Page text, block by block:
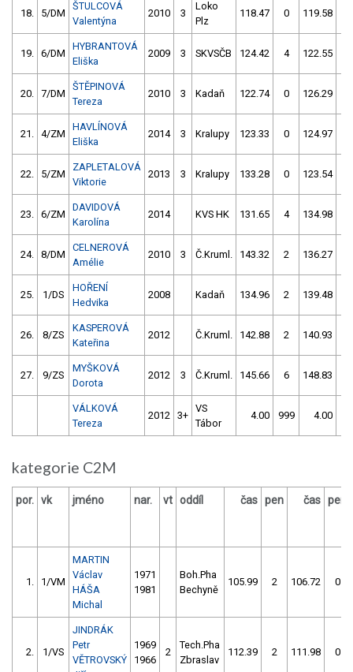
18. 5/DM
ŠTULCOVÁ
Valentýna
2010 3
Loko
Plz
118.47 0 119.58
19. 6/DM
HYBRANTOVÁ
Eliška
2009 3 SKVSČB 124.42 4 122.55
20. 7/DM
ŠTĚPINOVÁ
Tereza
2010 3 Kadaň 122.74 0 126.29
21. 4/ZM
HAVLÍNOVÁ
Eliška
2014 3 Kralupy 123.33 0 124.97
22. 5/ZM
ZAPLETALOVÁ
Viktorie
2013 3 Kralupy 133.28 0 123.54
23. 6/ZM
DAVIDOVÁ
Karolína
2014 KVS HK 131.65 4 134.98
24. 8/DM
CELNEROVÁ
Amélie
2010 3 Č.Kruml. 143.32 2 136.27
25. 1/DS
HOŘENÍ
Hedvika
2008 Kadaň 134.96 2 139.48
26. 8/ZS
KASPEROVÁ
Kateřina
2012 Č.Kruml. 142.88 2 140.93
27. 9/ZS
MYŠKOVÁ
Dorota
2012 3 Č.Kruml. 145.66 6 148.83
VÁLKOVÁ
Tereza
2012 3+
VS
Tábor
4.00 999 4.00
kategorie C2M
por. vk jméno nar. vt oddíl čas pen čas pen
1. 1/VM
MARTIN
Václav
HÁŠA
Michal
1971
1981
Boh.Pha
Bechyně
105.99 2 106.72 0
2. 1/VS
JINDRÁK
Petr
VĚTROVSKÝ
1969
1966
2
Tech.Pha
Zbraslav
112.39 2 111.98 0